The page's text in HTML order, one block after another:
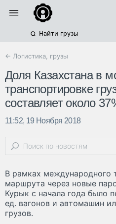
Найти грузы
← Логистика, грузы
Доля Казахстана в
транспортировке
составляет около
11:52, 19 Ноября 2018
В рамках международного
маршрута через новые
Курык с начала года было
ед. вагонов и автомашин
грузов.